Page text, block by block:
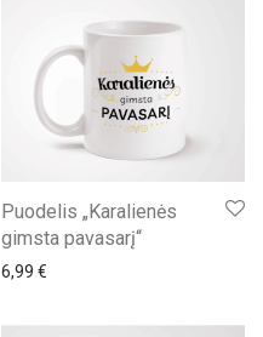
Puodelis „Karalienės
gimsta pavasarį“
6,99 €